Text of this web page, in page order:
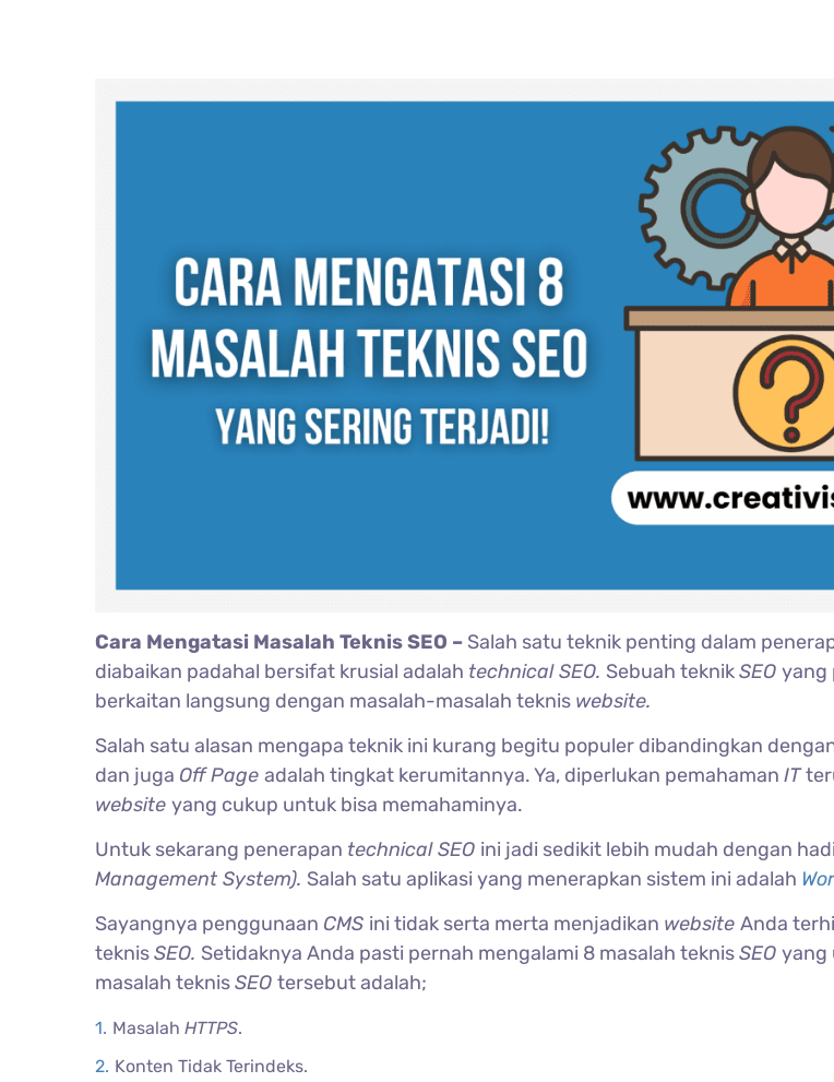
Cara Mengatasi Masalah Teknis SEO – Salah satu teknik penting dalam
diabaikan padahal bersifat krusial adalah technical SEO. Sebuah teknikSEO yang
berkaitan langsung dengan masalah-masalah teknis website.
Salah satu alasan mengapa teknik ini kurang begitu populer dibandingkan
dan juga Off Page adalah tingkat kerumitannya. Ya, diperlukan pemahaman IT
website yang cukup untuk bisa memahaminya.
Untuk sekarang penerapan technical SEO ini jadi sedikit lebih mudah dengan
Management System). Salah satu aplikasi yang menerapkan sistem ini adalah
Sayangnya penggunaan CMS ini tidak serta merta menjadikan website Anda
teknisSEO. Setidaknya Anda pasti pernah mengalami 8 masalah teknisSEO yang
masalah teknisSEO tersebut adalah;
Masalah HTTPS.
Konten Tidak Terindeks.